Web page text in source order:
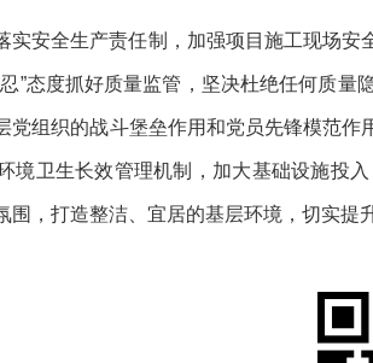
实安全生产责任制，加强项目 施工现场安
”态度抓好质量监管，坚决杜绝任何质量
党组织的战斗堡垒作用和党员先锋模范
境卫生长效管理机制，加大基础设施投
围，打造整洁、宜居的基层环境，切实提